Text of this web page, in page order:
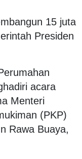
15 juta
Presiden
acara
Menteri
(PKP)
Rawa Buaya,